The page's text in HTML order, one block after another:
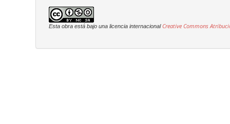
Esta obra está bajo una licencia internacional Creative Commons